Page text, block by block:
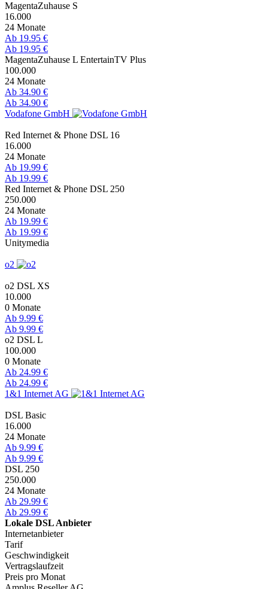
MagentaZuhause S
16.000
24 Monate
Ab 19.95 €
Ab 19.95 €
MagentaZuhause L EntertainTV Plus
100.000
24 Monate
Ab 34.90 €
Ab 34.90 €
Vodafone GmbH
Red Internet & Phone DSL 16
16.000
24 Monate
Ab 19.99 €
Ab 19.99 €
Red Internet & Phone DSL 250
250.000
24 Monate
Ab 19.99 €
Ab 19.99 €
Unitymedia
o2
o2 DSL XS
10.000
0 Monate
Ab 9.99 €
Ab 9.99 €
o2 DSL L
100.000
0 Monate
Ab 24.99 €
Ab 24.99 €
1&1 Internet AG
DSL Basic
16.000
24 Monate
Ab 9.99 €
Ab 9.99 €
DSL 250
250.000
24 Monate
Ab 29.99 €
Ab 29.99 €
Lokale DSL Anbieter
Internetanbieter
Tarif
Geschwindigkeit
Vertragslaufzeit
Preis pro Monat